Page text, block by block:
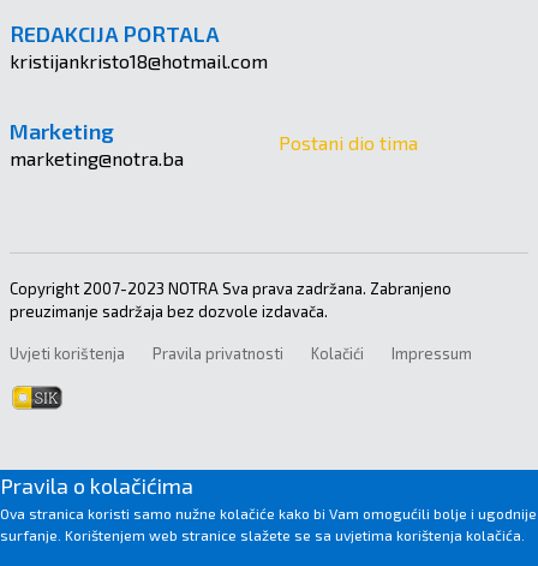
REDAKCIJA PORTALA
kristijankristo18@hotmail.com
Marketing
marketing@notra.ba
Postani dio tima
Copyright 2007-2023 NOTRA Sva prava zadržana. Zabranjeno
preuzimanje sadržaja bez dozvole izdavača.
Uvjeti korištenja Pravila privatnosti Kolačići Impressum
Pravila o kolačićima
Ova stranica koristi samo nužne kolačiće kako bi Vam omogućili bolje i ugodnije
surfanje. Korištenjem web stranice slažete se sa uvjetima korištenja kolačića.